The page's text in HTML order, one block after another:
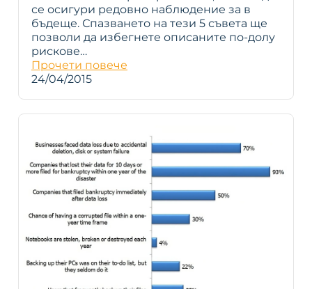
се осигури редовно наблюдение за в
бъдеще. Спазването на тези 5 съвета ще
позволи да избегнете описаните по-долу
рискове…
Прочети повече
24/04/2015